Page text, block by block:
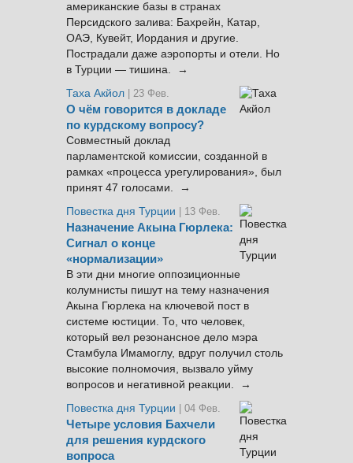
американские базы в странах
Персидского залива: Бахрейн, Катар,
ОАЭ, Кувейт, Иордания и другие.
Пострадали даже аэропорты и отели. Но
в Турции — тишина. →
Таха Акйол | 23 Фев.
О чём говорится в докладе
по курдскому вопросу?
Совместный доклад
парламентской комиссии, созданной в
рамках «процесса урегулирования», был
принят 47 голосами. →
Повестка дня Турции
| 13 Фев.
Назначение Акына Гюрлека:
Сигнал о конце
«нормализации»
В эти дни многие оппозиционные
колумнисты пишут на тему назначения
Акына Гюрлека на ключевой пост в
системе юстиции. То, что человек,
который вел резонансное дело мэра
Стамбула Имамоглу, вдруг получил столь
высокие полномочия, вызвало уйму
вопросов и негативной реакции. →
Повестка дня Турции
| 04 Фев.
Четыре условия Бахчели
для решения курдского
вопроса